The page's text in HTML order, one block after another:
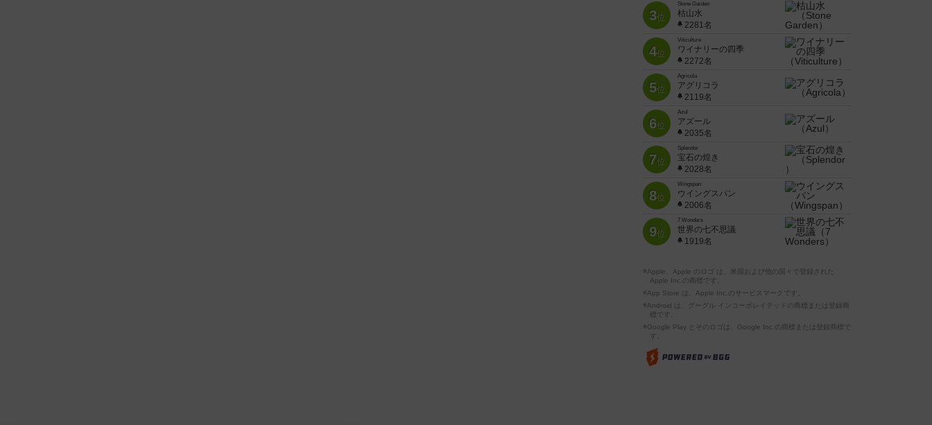
3位
Stone Garden
枯山水
2281名
4位
Viticulture
ワイナリーの四季
2272名
5位
Agricola
アグリコラ
2119名
6位
Azul
アズール
2035名
7位
Splendor
宝石の煌き
2028名
8位
Wingspan
ウイングスパン
2006名
9位
7 Wonders
世界の七不思議
1919名
※Apple、Apple のロゴ は、米国および他の国々で登録された
Apple Inc.の商標です。
※App Store は、Apple Inc.のサービスマークです。
※Android は、グーグル インコーポレイテッドの商標または登録商
標です。
※Google Play とそのロゴは、Google Inc.の商標または登録商標で
す。